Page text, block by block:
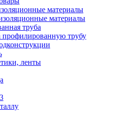
материалы
материалы
труба
профилированную трубу
ленты